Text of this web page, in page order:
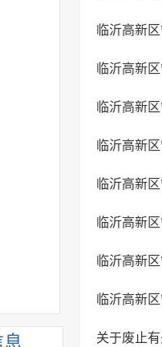
临沂高新
关于废止